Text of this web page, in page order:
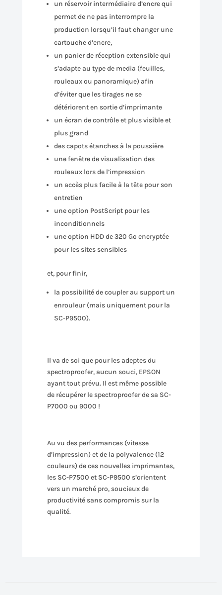
un réservoir intermédiaire d’encre qui
permet de ne pas interrompre la
production lorsqu’il faut changer une
cartouche d’encre,
un panier de réception extensible qui
s’adapte au type de media (feuilles,
rouleaux ou panoramique) afin
d’éviter que les tirages ne se
détériorent en sortie d’imprimante
un écran de contrôle et plus visible et
plus grand
des capots étanches à la poussière
une fenêtre de visualisation des
rouleaux lors de l’impression
un accès plus facile à la tête pour son
entretien
une option PostScript pour les
inconditionnels
une option HDD de 320 Go encryptée
pour les sites sensibles
et, pour finir,
la possibilité de coupler au support un
enrouleur (mais uniquement pour la
SC-P9500).
Il va de soi que pour les adeptes du
spectroproofer, aucun souci, EPSON
ayant tout prévu. Il est même possible
de récupérer le spectroproofer de sa SC-
P7000 ou 9000 !
Au vu des performances (vitesse
d’impression) et de la polyvalence (12
couleurs) de ces nouvelles imprimantes,
les SC-P7500 et SC-P9500 s’orientent
vers un marché pro, soucieux de
productivité sans compromis sur la
qualité.